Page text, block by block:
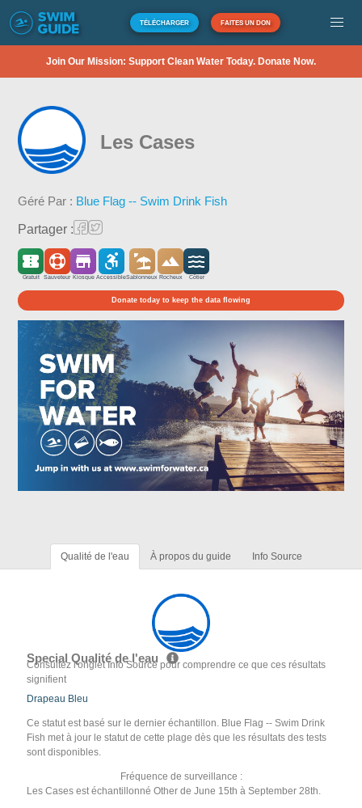
TÉLÉCHARGER FAITES UN DON
Join Our Mission: Support Clean Water Today. Donate Now.
Les Cases
Géré Par : Blue Flag -- Swim Drink Fish
Partager :
Gratuit Sauveteur Kiosque AccessibleSablonneux Rocheux Côtier
Donate today to keep the data flowing
Qualité de l'eau À propos du guide Info Source
Special Qualité de l'eau
Consultez l'onglet Info Source pour comprendre ce que ces résultats
signifient
Drapeau Bleu
Ce statut est basé sur le dernier échantillon. Blue Flag -- Swim Drink
Fish met à jour le statut de cette plage dès que les résultats des tests
sont disponibles.
Fréquence de surveillance :
Les Cases est échantillonné Other de June 15th à September 28th.